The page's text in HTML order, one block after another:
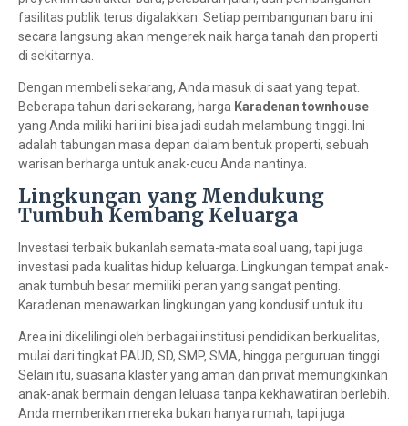
fasilitas publik terus digalakkan. Setiap pembangunan baru ini
secara langsung akan mengerek naik harga tanah dan properti
di sekitarnya.
Dengan membeli sekarang, Anda masuk di saat yang tepat.
Beberapa tahun dari sekarang, harga Karadenan townhouse
yang Anda miliki hari ini bisa jadi sudah melambung tinggi. Ini
adalah tabungan masa depan dalam bentuk properti, sebuah
warisan berharga untuk anak-cucu Anda nantinya.
Lingkungan yang Mendukung
Tumbuh Kembang Keluarga
Investasi terbaik bukanlah semata-mata soal uang, tapi juga
investasi pada kualitas hidup keluarga. Lingkungan tempat anak-
anak tumbuh besar memiliki peran yang sangat penting.
Karadenan menawarkan lingkungan yang kondusif untuk itu.
Area ini dikelilingi oleh berbagai institusi pendidikan berkualitas,
mulai dari tingkat PAUD, SD, SMP, SMA, hingga perguruan tinggi.
Selain itu, suasana klaster yang aman dan privat memungkinkan
anak-anak bermain dengan leluasa tanpa kekhawatiran berlebih.
Anda memberikan mereka bukan hanya rumah, tapi juga